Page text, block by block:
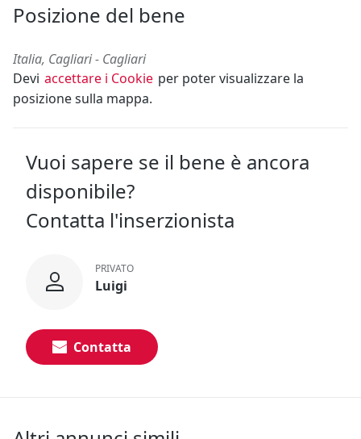
Posizione del bene
Italia, Cagliari - Cagliari
Devi accettare i Cookie per poter visualizzare la
posizione sulla mappa.
Vuoi sapere se il bene è ancora
disponibile?
Contatta l'inserzionista
PRIVATO
Luigi
Contatta